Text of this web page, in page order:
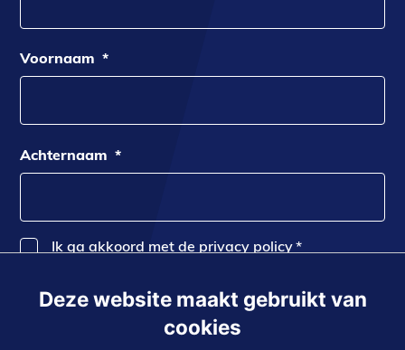
Deze website maakt gebruikt van
cookies
Voornaam *
Achternaam *
Ik ga akkoord met de privacy policy*
Inschrijven